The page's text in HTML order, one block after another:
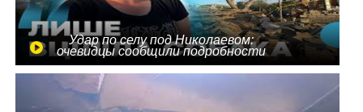
Удар по селу под Николаевом:
очевидцы сообщили подробности